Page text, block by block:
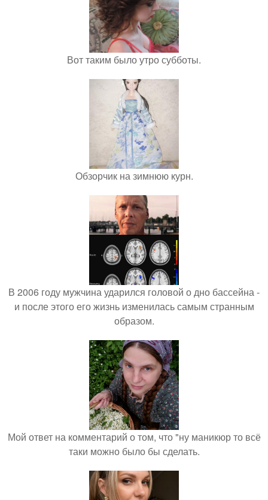
Вот таким было утро субботы.
Обзорчик на зимнюю курн.
В 2006 году мужчина ударился головой о дно бассейна -
и после этого его жизнь изменилась самым странным
образом.
Мой ответ на комментарий о том, что "ну маникюр то всё
таки можно было бы сделать.